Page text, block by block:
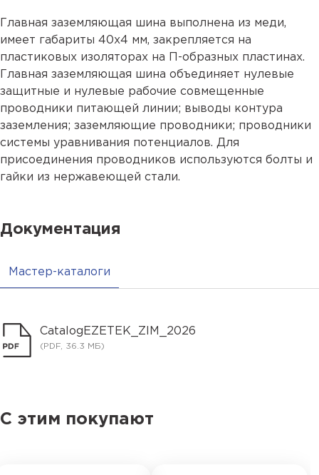
Главная заземляющая шина выполнена из меди,
имеет габариты 40х4 мм, закрепляется на
пластиковых изоляторах на П-образных пластинах.
Главная заземляющая шина объединяет нулевые
защитные и нулевые рабочие совмещенные
проводники питающей линии; выводы контура
заземления; заземляющие проводники; проводники
системы уравнивания потенциалов. Для
присоединения проводников используются болты и
гайки из нержавеющей стали.
Документация
Мастер-каталоги
CatalogEZETEK_ZIM_2026
(PDF, 36.3 МБ)
С этим покупают